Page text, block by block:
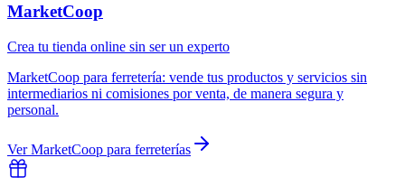
MarketCoop
Crea tu tienda online sin ser un experto
MarketCoop para ferretería: vende tus productos y servicios sin
intermediarios ni comisiones por venta, de manera segura y
personal.
VerMarketCoop para ferreterías